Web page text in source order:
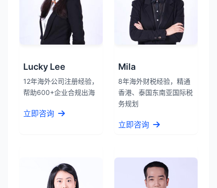
Lucky Lee
12年海外公司注册经验，
帮助600+企业合规出海
立即咨询
Mila
8年海外财税经验，精通
香港、泰国东南亚国际税
务规划
立即咨询